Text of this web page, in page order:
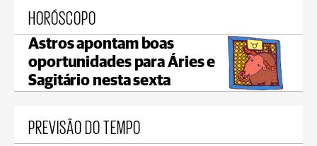
HORÓSCOPO
Astros apontam boas
oportunidades para Áries e
Sagitário nesta sexta
PREVISÃO DO TEMPO